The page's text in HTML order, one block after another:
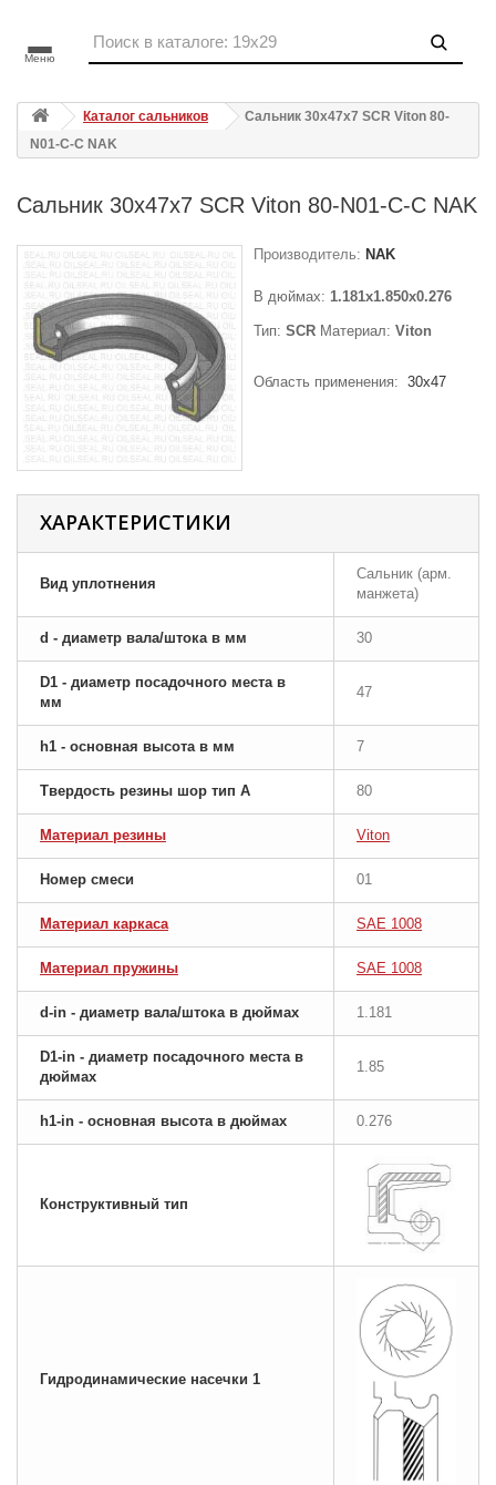
Меню
Каталог сальников
Сальник 30x47x7 SCR Viton 80-
N01-C-C NAK
Сальник 30x47x7 SCR Viton 80-N01-C-C NAK
Производитель: NAK
В дюймах: 1.181x1.850x0.276
Тип: SCR Материал: Viton
Область применения: 30x47
ХАРАКТЕРИСТИКИ
Вид уплотнения
Сальник (арм.
манжета)
d - диаметр вала/штока в мм 30
D1 - диаметр посадочного места в
мм
47
h1 - основная высота в мм 7
Твердость резины шор тип A 80
Материал резины Viton
Номер смеси 01
Материал каркаса SAE 1008
Материал пружины SAE 1008
d-in - диаметр вала/штока в дюймах 1.181
D1-in - диаметр посадочного места в
дюймах
1.85
h1-in - основная высота в дюймах 0.276
Конструктивный тип
Гидродинамические насечки 1